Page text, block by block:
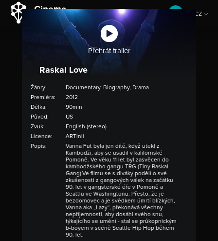
CZ
Přehrát trailer
Raskal Love
Žánry:
Documentary, Biography, Drama
Premiéra:
2012
Délka:
90min
Původ:
US
Zvuk:
English (stereo)
Licence:
ARTinii
Popis:
Vanna Fut byla jen dítě, když utekl z
Kambodži, aby se usadil v kalifornské
Pomoně. Ve věku 11 let byl zasvěcen do
kambodžského gangu TRG (Tiny Raskal
Gang).Ve filmu se s diváky podělí o své
zkušenosti z gangových válek na začátku
90. let v gangsterské éře v Pomoně a
Seattlu ve Washingtonu. Přesto, že je
bezdomovec a je svědkem úmrtí blízkých,
Vanna aka „Lazy“, překonává všechny
nepříjemnosti, aby dosáhl svého snu,
týkajícího se umění - stal se průkopnickým
b-boyem v scéně Seattle Hip Hop během
90. let.